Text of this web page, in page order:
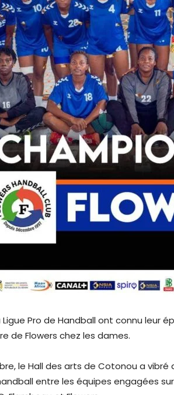
Pro de Handball ont connu leur
de Flowers chez les dames.
le Hall des arts de Cotonou a
entre les équipes engagées